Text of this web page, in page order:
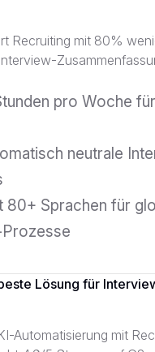
Recruiting mit 80%
pro Woche
neutrale
80+ Sprachen für
Lösung für
Automatisierung mit